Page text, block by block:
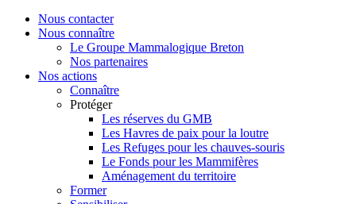
Nous contacter
Nous connaître
Le Groupe Mammalogique Breton
Nos partenaires
Nos actions
Connaître
Protéger
Les réserves du GMB
Les Havres de paix pour la loutre
Les Refuges pour les chauves-souris
Le Fonds pour les Mammifères
Aménagement du territoire
Former